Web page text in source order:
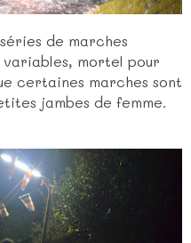
de marches
variables, mortel pour
certaines marches sont
jambes de femme.